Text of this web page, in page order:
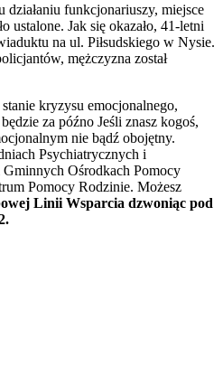
funkcjonariuszy, miejsce
ustalone. Jak się okazało, 41-letni
na ul. Piłsudskiego w Nysie.
mężczyzna został
kryzysu emocjonalnego,
za późno Jeśli znasz kogoś,
nie bądź obojętny.
Psychiatrycznych i
Ośrodkach Pomocy
Pomocy Rodzinie. Możesz
Linii Wsparcia dzwoniąc pod